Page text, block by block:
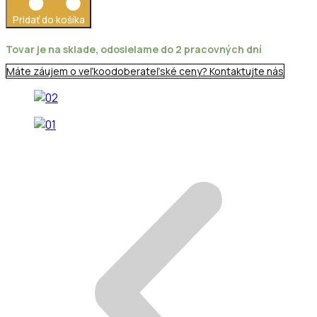
Pridať do košíka
Tovar je na sklade, odosielame do 2 pracovných dní
Máte záujem o veľkoodoberateľské ceny? Kontaktujte nás